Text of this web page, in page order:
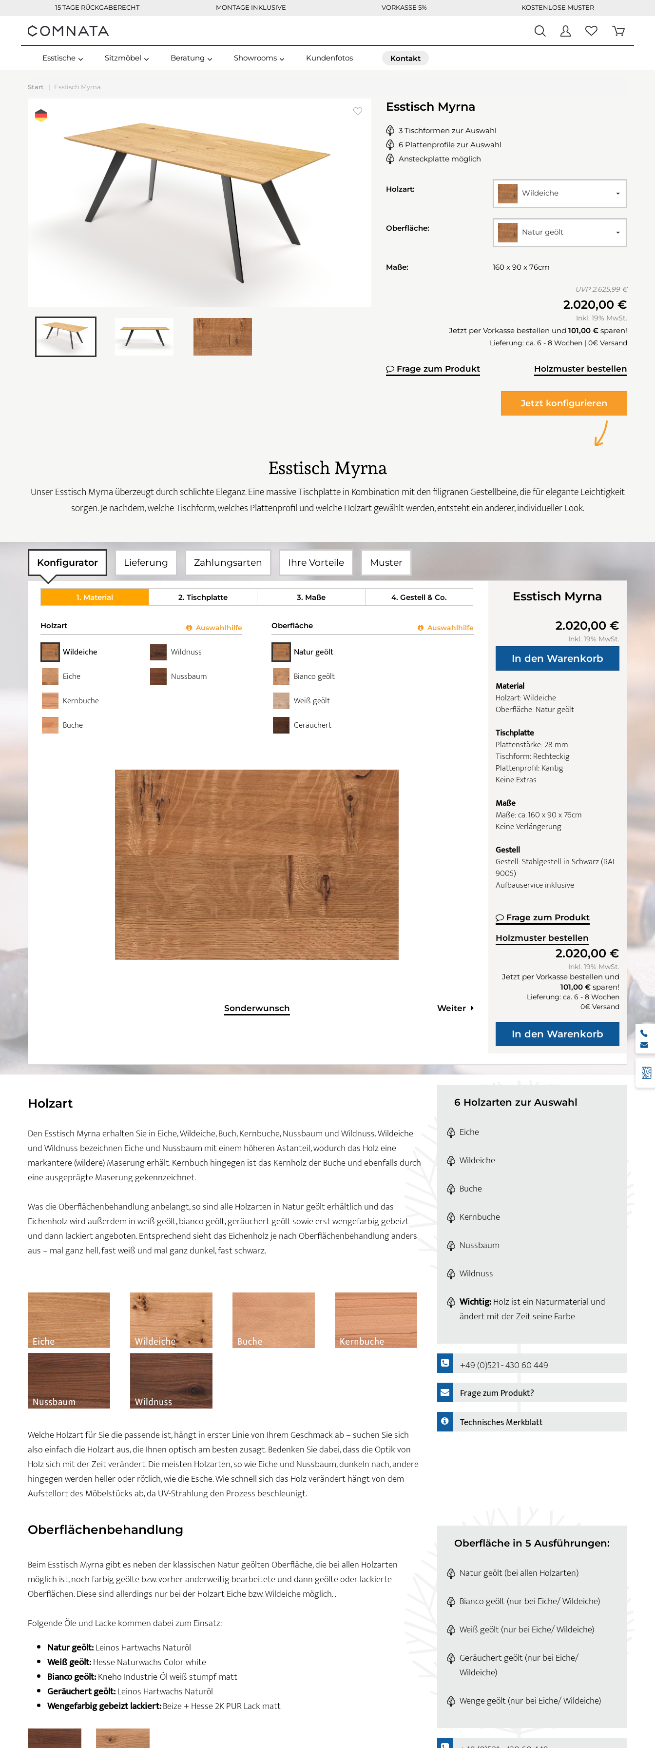
15 TAGE RÜCKGABERECHT MONTAGE INKLUSIVE VORKASSE 5% KOSTENLOSE MUSTER
Kontakt
Esstische Sitzmöbel Beratung Showrooms Kundenfotos Kontakt
Start Esstisch Myrna
Esstisch Myrna
3 Tischformen zur Auswahl
6 Plattenprofile zur Auswahl
Ansteckplatte möglich
Holzart: Wildeiche
Oberfläche: Natur geölt
Maße: 160 x 90 x 76cm
UVP2.625,99 €
2.020,00 €
Inkl. 19% MwSt.
Jetzt per Vorkasse bestellen und 101,00 € sparen!
Lieferung: ca. 6 - 8 Wochen | 0€ Versand
Holzmuster bestellen
Frage zum Produkt
Jetzt konfigurieren
Esstisch Myrna
Unser Esstisch Myrna überzeugt durch schlichte Eleganz. Eine massive Tischplatte in Kombination mit den filigranen Gestellbeine, die für elegante Leichtigkeit
sorgen. Je nachdem, welche Tischform, welches Plattenprofil und welche Holzart gewählt werden, entsteht ein anderer, individueller Look.
Konfigurator Lieferung Zahlungsarten Ihre Vorteile Muster
1. Material 2. Tischplatte 3. Maße 4. Gestell & Co.
Holzart Auswahlhilfe
Wildeiche
Eiche
Kernbuche
Buche
Wildnuss
Nussbaum
Oberfläche Auswahlhilfe
Natur geölt
Bianco geölt
Weiß geölt
Geräuchert
Weiter
Sonderwunsch
Esstisch Myrna
2.020,00 €
Inkl. 19% MwSt.
Material
Holzart: Wildeiche
Oberfläche: Natur geölt
Tischplatte
Plattenstärke: 28 mm
Tischform: Rechteckig
Plattenprofil: Kantig
Keine Extras
Maße
Maße: ca. 160 x 90 x 76cm
Keine Verlängerung
Gestell
Gestell: Stahlgestell in Schwarz (RAL
9005)
Aufbauservice inklusive
Frage zum Produkt
Holzmuster bestellen
2.020,00 €
Inkl. 19% MwSt.
Jetzt per Vorkasse bestellen und
101,00 € sparen!
Lieferung: ca. 6 - 8 Wochen
0€ Versand
Holzart
Den Esstisch Myrna erhalten Sie in Eiche, Wildeiche, Buch, Kernbuche, Nussbaum und Wildnuss. Wildeiche
und Wildnuss bezeichnen Eiche und Nussbaum mit einem höheren Astanteil, wodurch das Holz eine
markantere (wildere) Maserung erhält. Kernbuch hingegen ist das Kernholz der Buche und ebenfalls durch
eine ausgeprägte Maserung gekennzeichnet.
Was die Oberflächenbehandlung anbelangt, so sind alle Holzarten in Natur geölt erhältlich und das
Eichenholz wird außerdem in weiß geölt, bianco geölt, geräuchert geölt sowie erst wengefarbig gebeizt
und dann lackiert angeboten. Entsprechend sieht das Eichenholz je nach Oberflächenbehandlung anders
aus – mal ganz hell, fast weiß und mal ganz dunkel, fast schwarz.
Welche Holzart für Sie die passende ist, hängt in erster Linie von Ihrem Geschmack ab – suchen Sie sich
also einfach die Holzart aus, die Ihnen optisch am besten zusagt. Bedenken Sie dabei, dass die Optik von
Holz sich mit der Zeit verändert. Die meisten Holzarten, so wie Eiche und Nussbaum, dunkeln nach, andere
hingegen werden heller oder rötlich, wie die Esche. Wie schnell sich das Holz verändert hängt von dem
Aufstellort des Möbelstücks ab, da UV-Strahlung den Prozess beschleunigt.
6 Holzarten zur Auswahl
Eiche
Wildeiche
Buche
Kernbuche
Nussbaum
Wildnuss
Wichtig:Holz ist ein Naturmaterial und
ändert mit der Zeit seine Farbe
+49 (0)521 - 430 60 449
Frage zum Produkt?
Technisches Merkblatt
Oberflächenbehandlung
Beim Esstisch Myrna gibt es neben der klassischen Natur geölten Oberfläche, die bei allen Holzarten
möglich ist, noch farbig geölte bzw. vorher anderweitig bearbeitete und dann geölte oder lackierte
Oberflächen. Diese sind allerdings nur bei der Holzart Eiche bzw. Wildeiche möglich. .
Folgende Öle und Lacke kommen dabei zum Einsatz:
Natur geölt:Leinos Hartwachs Naturöl
Weiß geölt:Hesse Naturwachs Color white
Bianco geölt:Kneho Industrie-Öl weiß stumpf-matt
Geräuchert geölt:Leinos Hartwachs Naturöl
Wengefarbig gebeizt lackiert:Beize + Hesse 2K PUR Lack matt
Oberfläche in 5 Ausführungen:
Natur geölt (bei allen Holzarten)
Bianco geölt (nur bei Eiche/ Wildeiche)
Weiß geölt (nur bei Eiche/ Wildeiche)
Geräuchert geölt (nur bei Eiche/
Wildeiche)
Wenge geölt (nur bei Eiche/ Wildeiche)